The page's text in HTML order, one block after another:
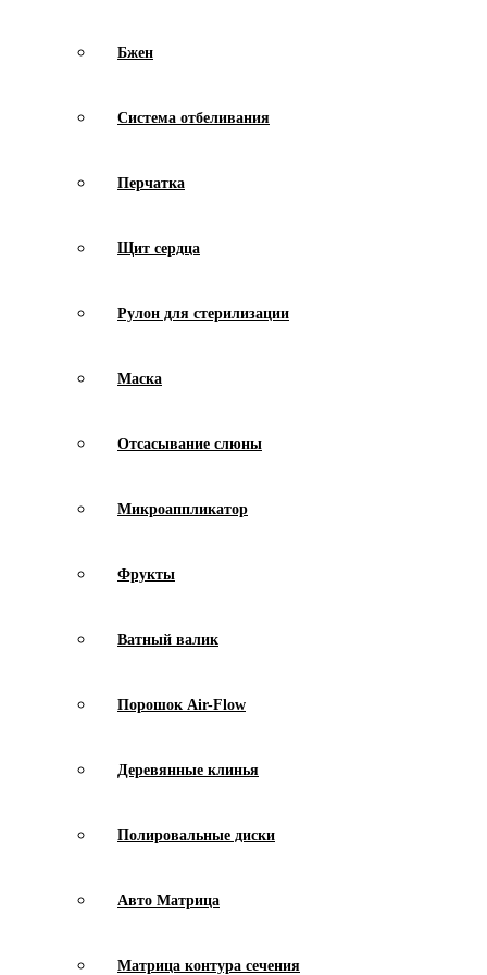
Бжен
Система отбеливания
Перчатка
Щит сердца
Рулон для стерилизации
Маска
Отсасывание слюны
Микроаппликатор
Фрукты
Ватный валик
Порошок Air-Flow
Деревянные клинья
Полировальные диски
Авто Матрица
Матрица контура сечения